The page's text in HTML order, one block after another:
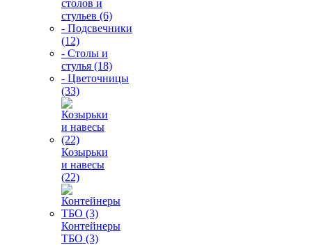
столов и
стульев (6)
- Подсвечники
(12)
- Столы и
стулья (18)
- Цветочницы
(33)
Козырьки
и навесы
(22)
Контейнеры
ТБО (3)